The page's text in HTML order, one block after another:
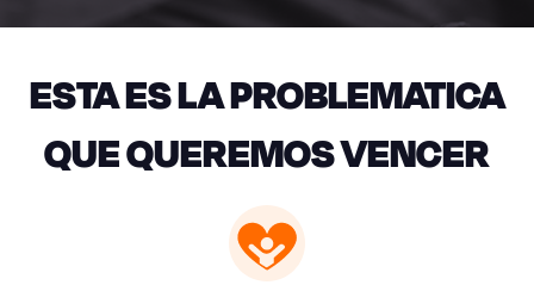
ESTA ES LA PROBLEMATICA
QUE QUEREMOS VENCER